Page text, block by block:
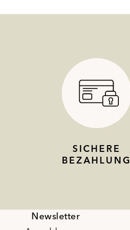
SICHERE
BEZAHLUNG
Newsletter